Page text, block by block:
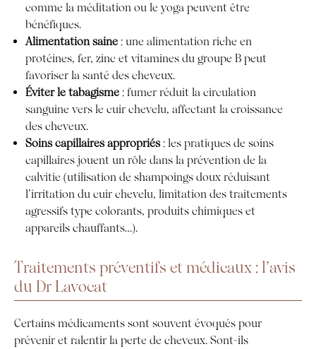
comme la méditation ou le yoga peuvent être
bénéfiques.
Alimentation saine : une alimentation riche en
protéines, fer, zinc et vitamines du groupe B peut
favoriser la santé des cheveux.
Éviter le tabagisme : fumer réduit la circulation
sanguine vers le cuir chevelu, affectant la croissance
des cheveux.
Soins capillaires appropriés: les pratiques de soins
capillaires jouent un rôle dans la prévention de la
calvitie (utilisation de shampoings doux réduisant
l’irritation du cuir chevelu, limitation des traitements
agressifs type colorants, produits chimiques et
appareils chauffants…).
Traitements préventifs et médicaux : l’avis
du Dr Lavocat
Certains médicaments sont souvent évoqués pour
prévenir et ralentir la perte de cheveux. Sont-ils